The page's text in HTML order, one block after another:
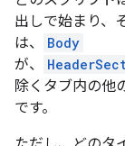
出しで始まり、
は、
Body
が、
除くタブ内の他
です。